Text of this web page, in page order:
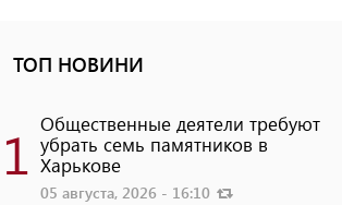
ТОП НОВИНИ
1 Общественные деятели требуют
убрать семь памятников в
Харькове
05 августа, 2026 - 16:10